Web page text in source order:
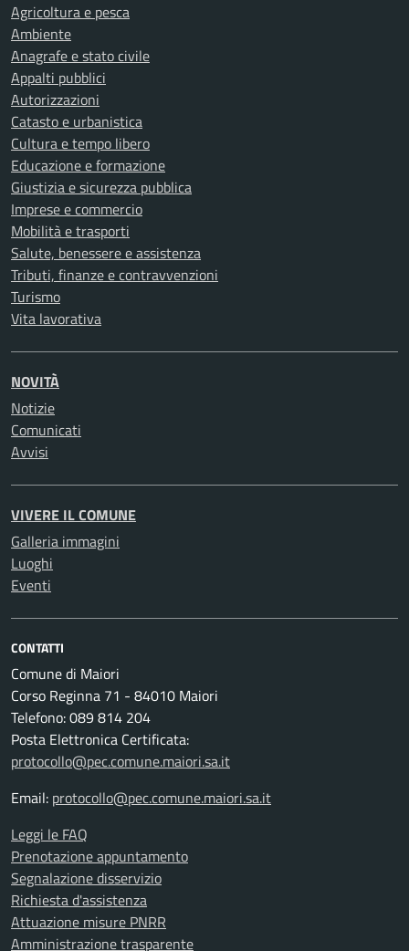
Agricoltura e pesca
Ambiente
Anagrafe e stato civile
Appalti pubblici
Autorizzazioni
Catasto e urbanistica
Cultura e tempo libero
Educazione e formazione
Giustizia e sicurezza pubblica
Imprese e commercio
Mobilità e trasporti
Salute, benessere e assistenza
Tributi, finanze e contravvenzioni
Turismo
Vita lavorativa
NOVITÀ
Notizie
Comunicati
Avvisi
VIVERE IL COMUNE
Galleria immagini
Luoghi
Eventi
CONTATTI
Comune di Maiori
Corso Reginna 71 - 84010 Maiori
Telefono: 089 814 204
Posta Elettronica Certificata:
protocollo@pec.comune.maiori.sa.it
Email: protocollo@pec.comune.maiori.sa.it
Leggi le FAQ
Prenotazione appuntamento
Segnalazione disservizio
Richiesta d'assistenza
Attuazione misure PNRR
Amministrazione trasparente